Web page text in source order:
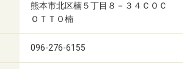
熊本市北区楠５丁目８－３４ＣＯＣ
ＯＴＴＯ楠
096-276-6155